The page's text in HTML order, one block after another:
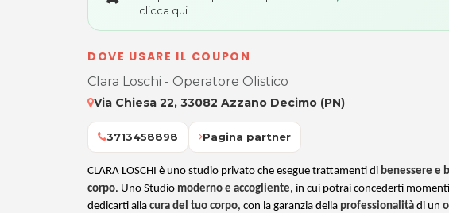
clicca qui
DOVE USARE IL COUPON
Clara Loschi - Operatore Olistico
Via Chiesa 22, 33082 Azzano Decimo (PN)
3713458898 Pagina partner
CLARA LOSCHI è uno studio privato che esegue trattamenti di benessere e
corpo. Uno Studio moderno e accogliente, in cui potrai concederti
dedicarti alla cura del tuo corpo, con la garanzia della professionalità di un